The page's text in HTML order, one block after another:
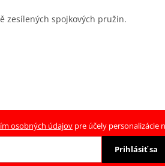
zesílených spojkových pružin.
osobných údajov pre účely personalizácie
Prihlásiť sa